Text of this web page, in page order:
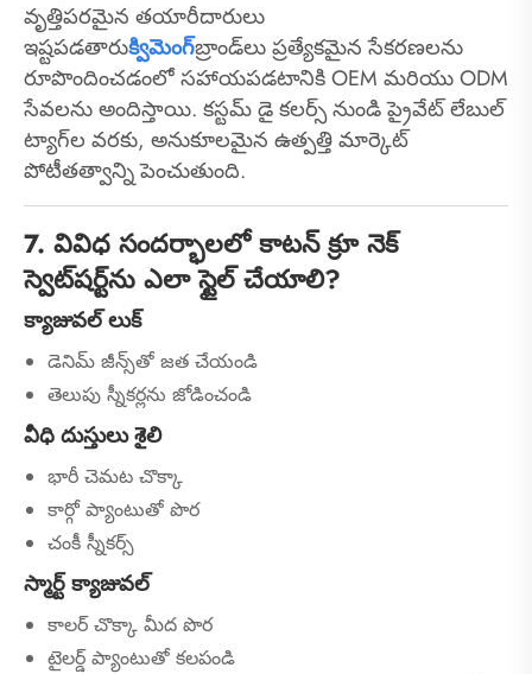
వృత్తిపరమైన తయారీదారులు
ఇష్టపడతారుక్విమెంగ్బ్రాండ్‌లు ప్రత్యేకమైన సేకరణలను
రూపొందించడంలో సహాయపడటానికి OEM మరియు ODM
సేవలను అందిస్తాయి. కస్టమ్ డై కలర్స్ నుండి ప్రైవేట్ లేబుల్
ట్యాగ్‌ల వరకు, అనుకూలమైన ఉత్పత్తి మార్కెట్
పోటీతత్వాన్ని పెంచుతుంది.
7. వివిధ సందర్భాలలో కాటన్ క్రూ నెక్
స్వెట్‌షర్ట్‌ను ఎలా స్టైల్ చేయాలి?
క్యాజువల్ లుక్
డెనిమ్ జీన్స్‌తో జత చేయండి
తెలుపు స్నీకర్లను జోడించండి
వీధి దుస్తులు శైలి
భారీ చెమట చొక్కా
కార్గో ప్యాంటుతో పొర
చంకీ స్నీకర్స్
స్మార్ట్ క్యాజువల్
కాలర్ చొక్కా మీద పొర
టైలర్డ్ ప్యాంటుతో కలపండి